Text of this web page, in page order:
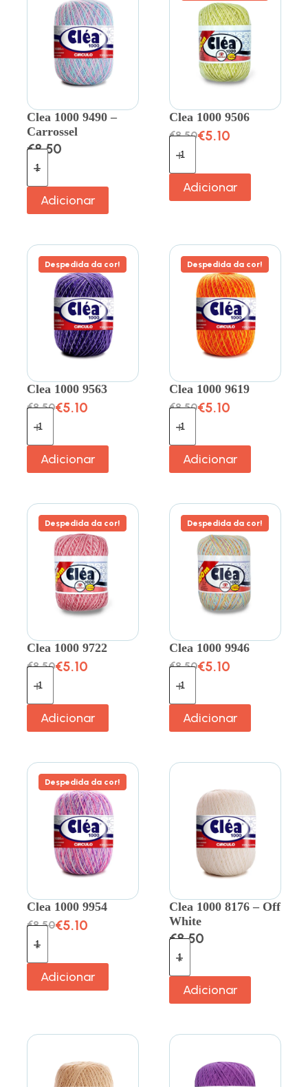
Clea 1000 9490 –
Carrossel
€8.50
Adicionar
Clea 1000 9506
€8.50€5.10
Adicionar
Despedida da cor!
Clea 1000 9563
€8.50€5.10
Adicionar
Despedida da cor!
Clea 1000 9619
€8.50€5.10
Adicionar
Despedida da cor!
Clea 1000 9722
€8.50€5.10
Adicionar
Despedida da cor!
Clea 1000 9946
€8.50€5.10
Adicionar
Despedida da cor!
Clea 1000 9954
€8.50€5.10
Adicionar
Clea 1000 8176 – Off
White
€8.50
Adicionar